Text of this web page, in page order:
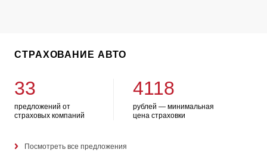
СТРАХОВАНИЕ АВТО
33
предложений от
страховых компаний
4118
рублей — минимальная
цена страховки
Посмотреть все предложения